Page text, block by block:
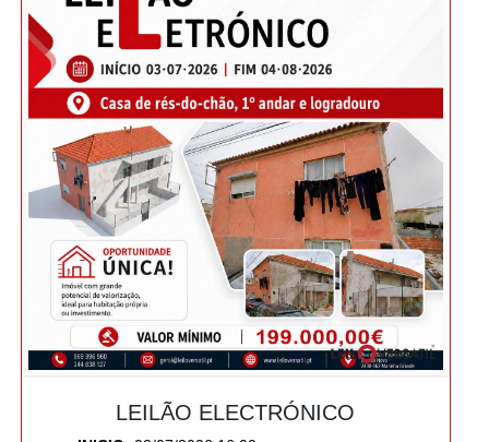
LEILÃO ELECTRÓNICO